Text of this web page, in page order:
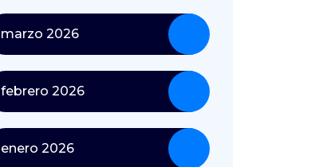
marzo 2026
febrero 2026
enero 2026